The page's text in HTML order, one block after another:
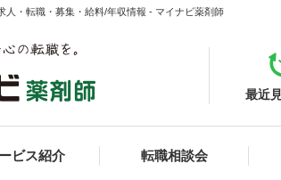
人・転職・募集・給料/年収情報 - マイナビ薬剤師
最近
ビス紹介 転職相談会